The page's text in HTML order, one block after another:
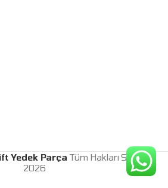
Yedek Parça Tüm Hakları Saklıdır.
2026